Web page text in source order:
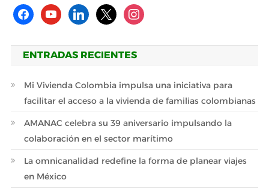
facebookyoutubelinkedin
x instagram
ENTRADAS RECIENTES
Mi Vivienda Colombia impulsa una iniciativa para
facilitar el acceso a la vivienda de familias colombianas
AMANAC celebra su 39 aniversario impulsando la
colaboración en el sector marítimo
La omnicanalidad redefine la forma de planear viajes
en México